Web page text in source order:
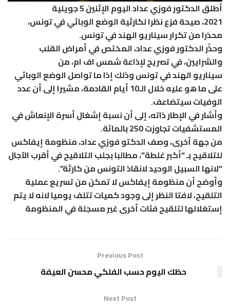
أطلق الدكتور فوزي عداد اليوم الإثنين 5 جويلية
2021، صيحة فزع نظرا لكارثية الوضع الوبائي في تونس،
محذرا من تكرار سيناريو الهند في تونس.
وحذّر الدكتور فوزي عداد، المختص في أمراض القلب
والشرايين، في تصريح لإذاعة شمس اف ام، من
سيناريو الهند في تونس وذلك إذا ما تواصل الوضع الوبائي
على ما هو عليه خلال الـ10 أيام القادمة، مشيرا إلى أن عدد
الوفيات سيتضاعف.
وأشار في الإطار ذاته، إلى أن نسبة إشغال أسرة الإنعاش في
المستشفيات تجاوزت 250 بالمائة.
من جهة أخرى، وصف الدكتو فوزي عداد، منظومة إيفاكس
للتلاقيح بـ “أكبر غلطة”، مطالبا بجلب التلاقيح في أقرب الآجال
“لانها السبيل الوحيد لانقاذ التونس من كارثة”.
وأوضح أن منظومة إيفاكس لا تمكن من تسريع عملية
التلقيح، لافتا النظر إلى وجود كميات تتلف يوميا لانه لا يتم
إستغلالها لتلقيح فئات أخرى غير مسجلة في المنظومة
Previous Post
حظك اليوم حسب الفلكي محسن العيفة
Next Post